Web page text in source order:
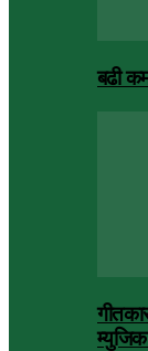
बढी
म्युजिक